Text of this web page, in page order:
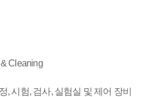
Cleaning
, 시험, 검사, 실험실 및 제어 장비